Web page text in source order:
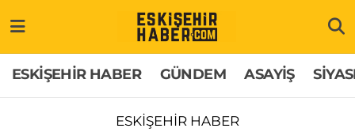
ESKİŞEHİR HABER GÜNDEM ASAYİŞ
ESKİŞEHİR HABER
GÜNDEM
Hakkımızda
Odunpazarı Trafik Yoğunluk Haritası